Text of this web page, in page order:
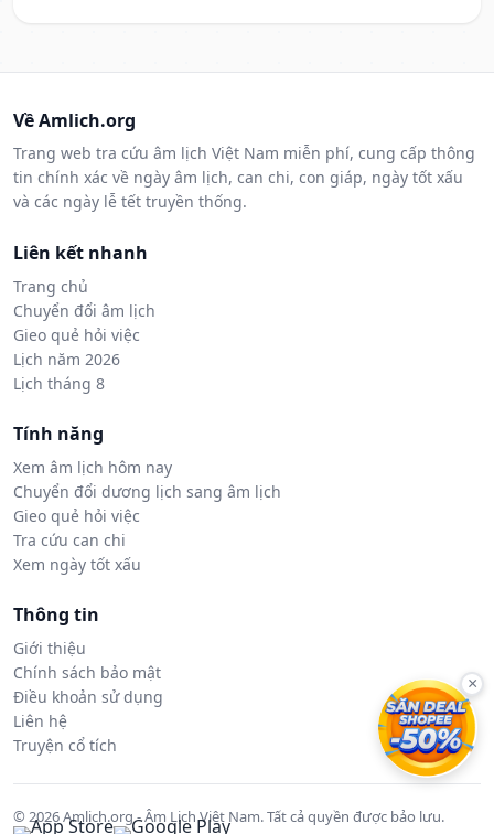
Về Amlich.org
Trang web tra cứu âm lịch Việt Nam miễn phí, cung cấp thông
tin chính xác về ngày âm lịch, can chi, con giáp, ngày tốt xấu
và các ngày lễ tết truyền thống.
Liên kết nhanh
Trang chủ
Chuyển đổi âm lịch
Gieo quẻ hỏi việc
Lịch năm 2026
Lịch tháng 8
Tính năng
Xem âm lịch hôm nay
Chuyển đổi dương lịch sang âm lịch
Gieo quẻ hỏi việc
Tra cứu can chi
Xem ngày tốt xấu
Thông tin
Giới thiệu
Chính sách bảo mật
Điều khoản sử dụng
Liên hệ
Truyện cổ tích
© 2026 Amlich.org - Âm Lịch Việt Nam. Tất cả quyền được bảo lưu.
×